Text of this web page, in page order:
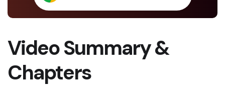
Video Summary &
Chapters